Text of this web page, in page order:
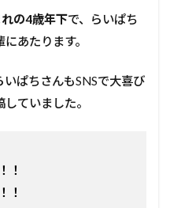
の4歳年下で、らいぱち
あたります。
ぱちさんもSNSで大喜び
ていました。
！
！